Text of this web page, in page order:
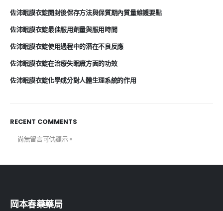
佐沛眠膜衣錠開封後保存方法與保質期內質量維護要點
佐沛眠膜衣錠最佳服用劑量與服用時間
佐沛眠膜衣錠使用過程中的潛在不良反應
佐沛眠膜衣錠在治療失眠癥方面的功效
佐沛眠膜衣錠化學成分對人體生理系統的作用
RECENT COMMENTS
尚無留言可供顯示。
岡本春藥藥局